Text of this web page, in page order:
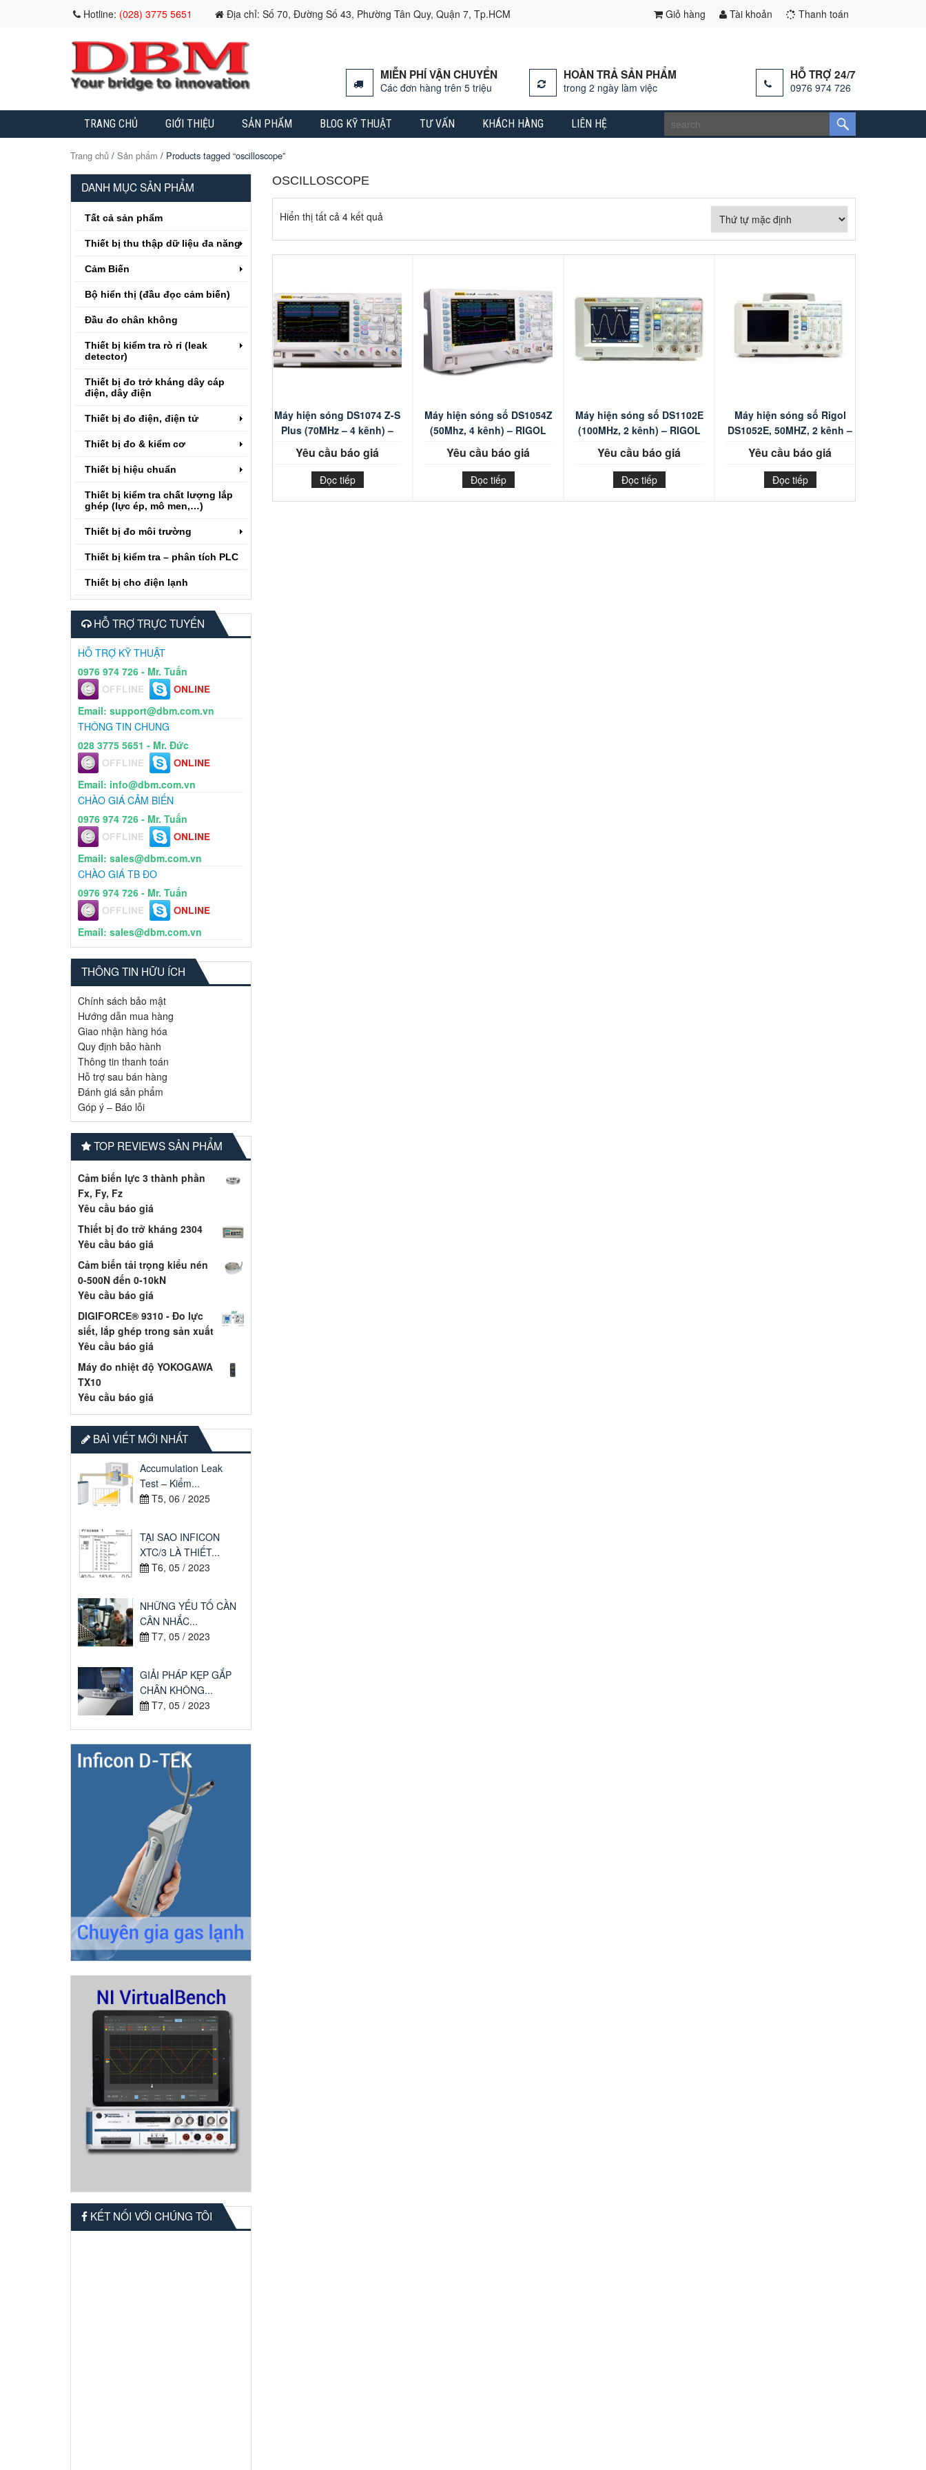
Hotline:(028) 3775 5651 Địa chỉ: Số 70, Đường Số 43, Phường Tân Quy, Quận 7, Tp.HCM Giỏ hàng Tài khoản Thanh toán
MIỄN PHÍ VẬN CHUYỂN
Các đơn hàng trên 5 triệu
HOÀN TRẢ SẢN PHẨM
trong 2 ngày làm việc
HỖ TRỢ 24/7
0976 974 726
TRANG CHỦ GIỚI THIỆU SẢN PHẨM BLOG KỸ THUẬT TƯ VẤN KHÁCH HÀNG LIÊN HỆ
Trang chủ / Sản phẩm / Products tagged “oscilloscope”
DANH MỤC SẢN PHẨM
Tất cả sản phẩm
Thiết bị thu thập dữ liệu đa năng
Cảm Biến
Bộ hiển thị (đầu đọc cảm biến)
Đầu đo chân không
Thiết bị kiểm tra rò rỉ (leak
detector)
Thiết bị đo trở kháng dây cáp
điện, dây điện
Thiết bị đo điện, điện tử
Thiết bị đo & kiểm cơ
Thiết bị hiệu chuẩn
Thiết bị kiểm tra chất lượng lắp
ghép (lực ép, mô men,…)
Thiết bị đo môi trường
Thiết bị kiểm tra – phân tích PLC
Thiết bị cho điện lạnh
HỖ TRỢ TRỰC TUYẾN
HỖ TRỢ KỸ THUẬT
0976 974 726 - Mr. Tuấn
Email: support@dbm.com.vn
THÔNG TIN CHUNG
028 3775 5651 - Mr. Đức
Email: info@dbm.com.vn
CHÀO GIÁ CẢM BIẾN
0976 974 726 - Mr. Tuấn
Email: sales@dbm.com.vn
CHÀO GIÁ TB ĐO
0976 974 726 - Mr. Tuấn
Email: sales@dbm.com.vn
THÔNG TIN HỮU ÍCH
Chính sách bảo mật
Hướng dẫn mua hàng
Giao nhận hàng hóa
Quy định bảo hành
Thông tin thanh toán
Hỗ trợ sau bán hàng
Đánh giá sản phẩm
Góp ý – Báo lỗi
TOP REVIEWS SẢN PHẨM
Cảm biến lực 3 thành phần
Fx, Fy, Fz
Yêu cầu báo giá
Thiết bị đo trở kháng 2304
Yêu cầu báo giá
Cảm biến tải trọng kiểu nén
0-500N đến 0-10kN
Yêu cầu báo giá
DIGIFORCE® 9310 - Đo lực
siết, lắp ghép trong sản xuất
Yêu cầu báo giá
Máy đo nhiệt độ YOKOGAWA
TX10
Yêu cầu báo giá
BAÌ VIẾT MỚI NHẤT
Accumulation Leak
Test – Kiểm...
T5, 06 / 2025
TẠI SAO INFICON
XTC/3 LÀ THIẾT...
T6, 05 / 2023
NHỮNG YẾU TỐ CẦN
CÂN NHẮC...
T7, 05 / 2023
GIẢI PHÁP KẸP GẮP
CHÂN KHÔNG...
T7, 05 / 2023
KẾT NỐI VỚI CHÚNG TÔI
OSCILLOSCOPE
Hiển thị tất cả 4 kết quả
Máy hiện sóng DS1074 Z-S
Plus (70MHz – 4 kênh) –
RIGOL
Yêu cầu báo giá
Đọc tiếp
Máy hiện sóng số DS1054Z
(50Mhz, 4 kênh) – RIGOL
Yêu cầu báo giá
Đọc tiếp
Máy hiện sóng số DS1102E
(100MHz, 2 kênh) – RIGOL
Yêu cầu báo giá
Đọc tiếp
Máy hiện sóng số Rigol
DS1052E, 50MHZ, 2 kênh –
Rigol
Yêu cầu báo giá
Đọc tiếp